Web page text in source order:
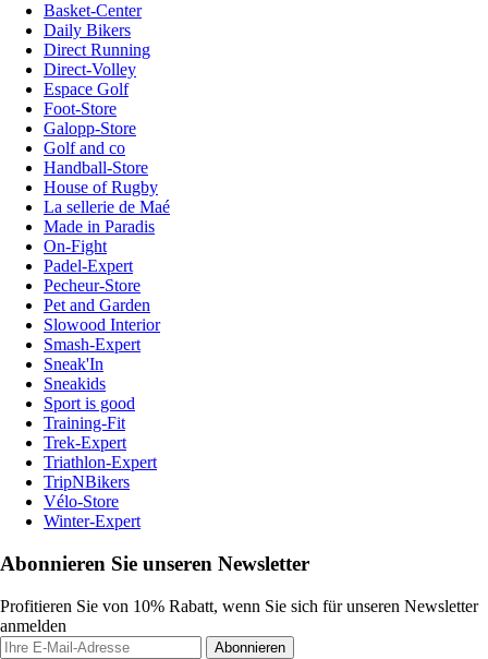
Basket-Center
Daily Bikers
Direct Running
Direct-Volley
Espace Golf
Foot-Store
Galopp-Store
Golf and co
Handball-Store
House of Rugby
La sellerie de Maé
Made in Paradis
On-Fight
Padel-Expert
Pecheur-Store
Pet and Garden
Slowood Interior
Smash-Expert
Sneak'In
Sneakids
Sport is good
Training-Fit
Trek-Expert
Triathlon-Expert
TripNBikers
Vélo-Store
Winter-Expert
Abonnieren Sie unseren Newsletter
Profitieren Sie von 10% Rabatt, wenn Sie sich für unseren Newsletter
anmelden
Abonnieren